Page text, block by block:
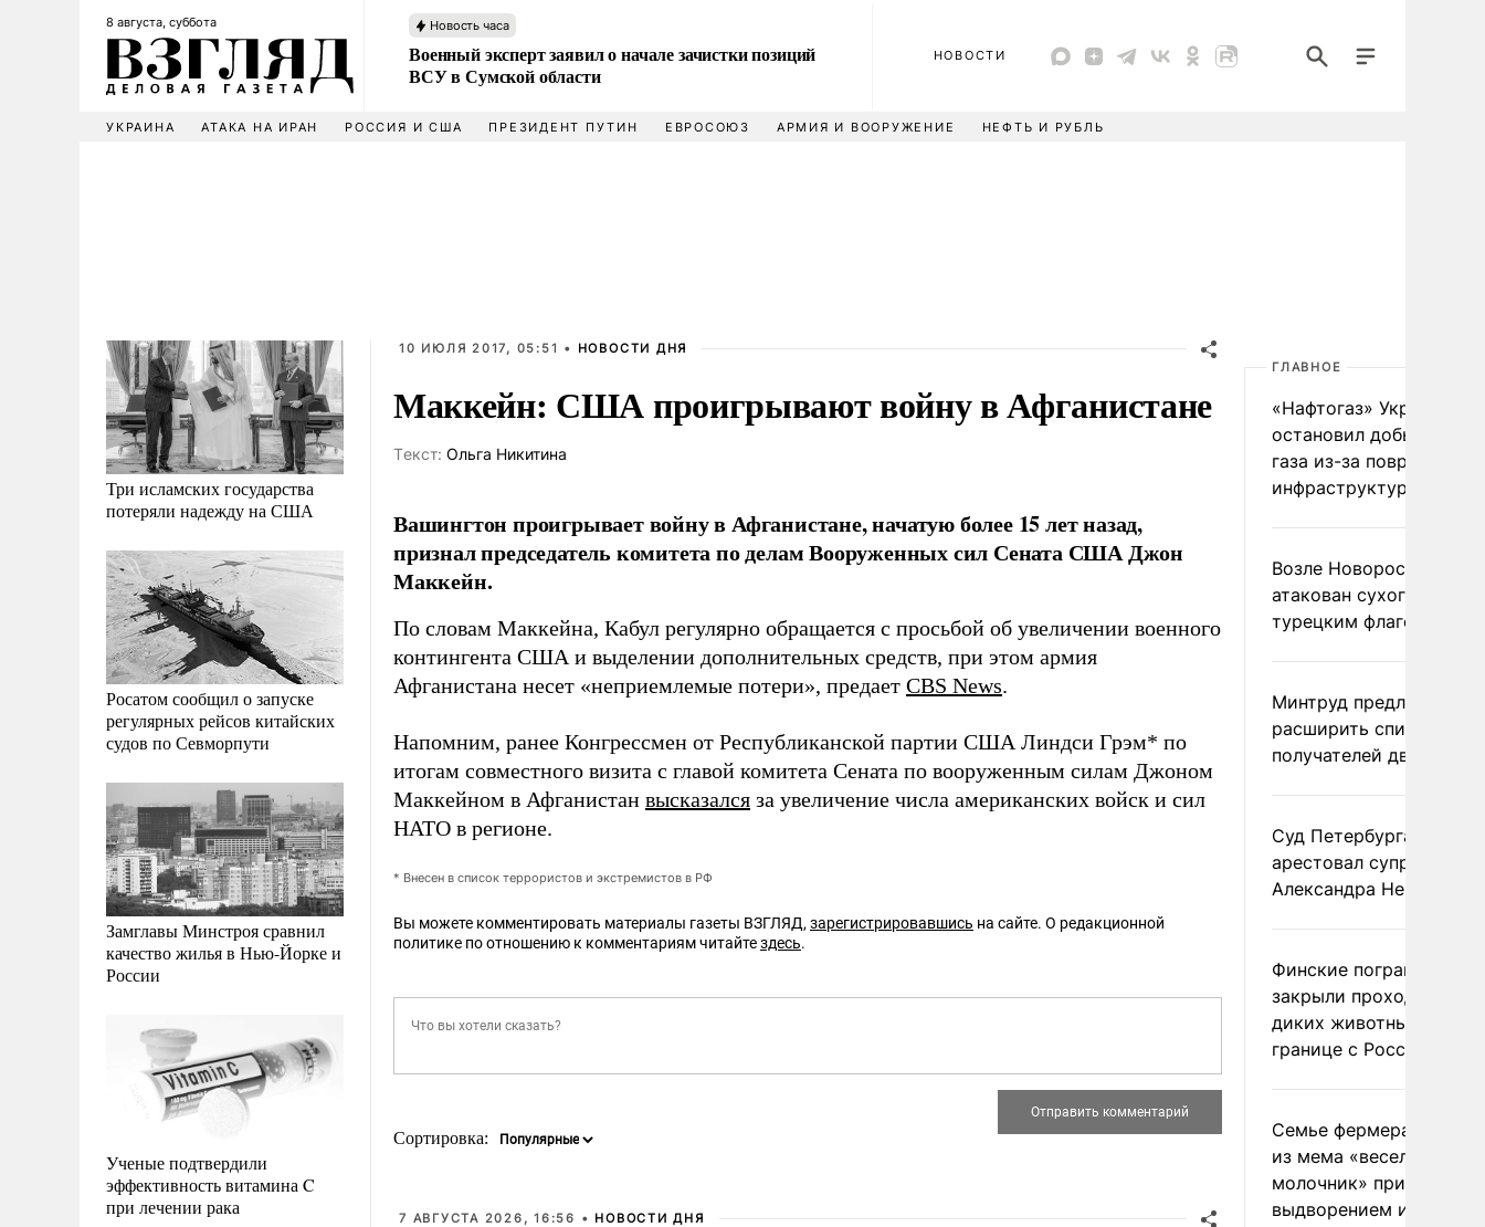
8 августа, суббота Новость часа
Военный эксперт заявил о начале зачистки позиций
ВСУ в Сумской области
НОВОСТИ
УКРАИНА АТАКА НА ИРАН РОССИЯ И США ПРЕЗИДЕНТ ПУТИН ЕВРОСОЮЗ АРМИЯ И ВООРУЖЕНИЕ НЕФТЬ И РУБЛЬ
Три исламских государства
потеряли надежду на США
Росатом сообщил о запуске
регулярных рейсов китайских
судов по Севморпути
Замглавы Минстроя сравнил
качество жилья в Нью-Йорке и
России
Ученые подтвердили
эффективность витамина C
при лечении рака
10 ИЮЛЯ 2017, 05:51 • НОВОСТИ ДНЯ
Маккейн: США проигрывают войну в Афганистане
Tекст: Ольга Никитина
Вашингтон проигрывает войну в Афганистане, начатую более 15 лет назад,
признал председатель комитета по делам Вооруженных сил Сената США Джон
Маккейн.
По словам Маккейна, Кабул регулярно обращается с просьбой об увеличении военного
контингента США и выделении дополнительных средств, при этом армия
Афганистана несет «неприемлемые потери», предает CBS News.
Напомним, ранее Конгрессмен от Республиканской партии США Линдси Грэм* по
итогам совместного визита с главой комитета Сената по вооруженным силам Джоном
Маккейном в Афганистан высказался за увеличение числа американских войск и сил
НАТО в регионе.
* Внесен в список террористов и экстремистов в РФ
Вы можете комментировать материалы газеты ВЗГЛЯД, зарегистрировавшись на сайте. О редакционной
политике по отношению к комментариям читайтездесь.
Сортировка:
7 АВГУСТА 2026, 16:56 • НОВОСТИ ДНЯ
ГЛАВНОЕ
«Нафтогаз» Украины
остановил добычу
газа из-за повреждения
инфраструктуры
Возле Новороссийска
атакован сухогруз под
турецким флагом
Минтруд предложил
расширить список
получателей двух
Суд Петербурга заочно
арестовал супругу
Александра Невзорова
Финские пограничники
закрыли проходы для
диких животных на
границе с Россией
Семье фермера
из мема «веселый
молочник» пригрозили
выдворением из